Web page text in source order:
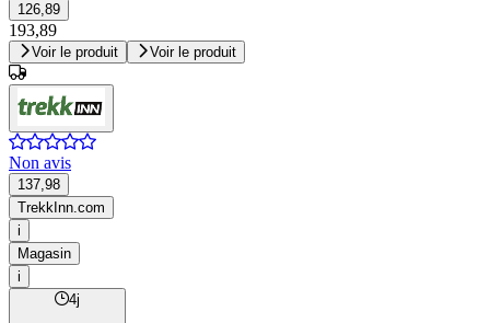
126,89
193,89
Voir le produit Voir le produit
Non avis
137,98
TrekkInn.com
i
Magasin
i
4j